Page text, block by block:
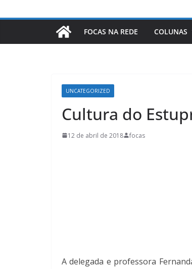
FOCAS NA REDE COLUNAS
UNCATEGORIZED
Cultura do
12 de abril de 2018 focas
A delegada e professora